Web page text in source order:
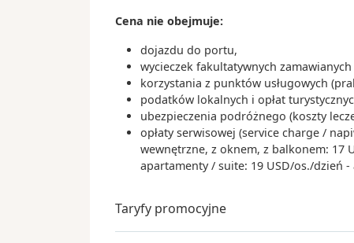
Cena nie obejmuje:
dojazdu do portu,
wycieczek fakultatywnych
korzystania z punktów usługowych
podatków lokalnych i opłat
ubezpieczenia podróżnego (koszty
opłaty serwisowej (service charge /
wewnętrzne, z oknem, z balkonem: 17
apartamenty / suite: 19 USD/os./dzień
Taryfy promocyjne